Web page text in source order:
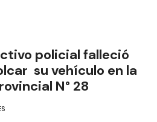
policial falleció
su vehículo en la
N° 28